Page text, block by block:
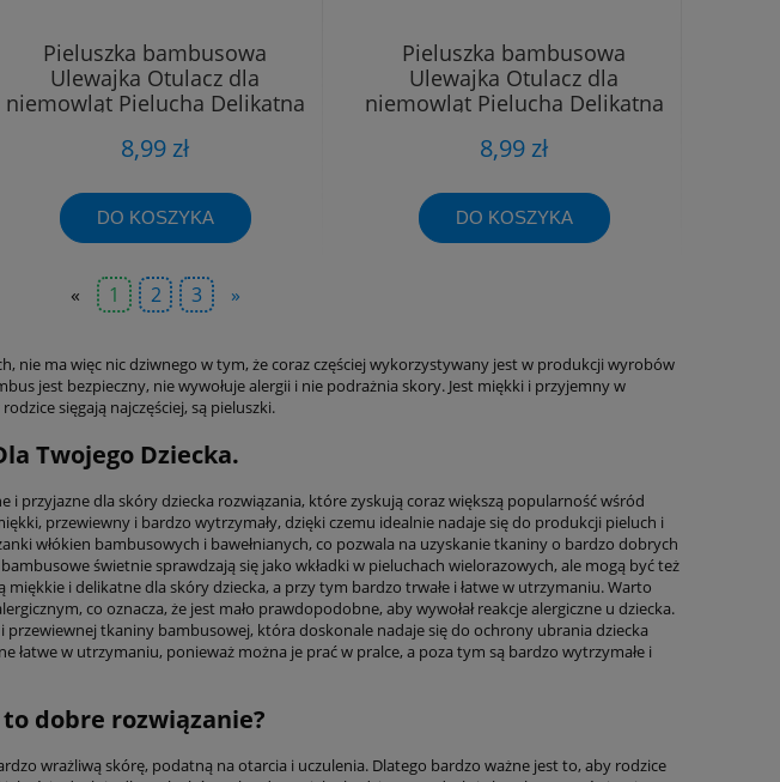
Pieluszka bambusowa
Ulewajka Otulacz dla
niemowląt Pielucha Delikatna
8,99 zł
DO KOSZYKA
Pieluszka bambusowa
Ulewajka Otulacz dla
niemowląt Pielucha Delikatna
8,99 zł
DO KOSZYKA
« 1 2 3 »
nie ma więc nic dziwnego w tym, że coraz częściej wykorzystywany jest w produkcji wyrobów
jest bezpieczny, nie wywołuje alergii i nie podrażnia skory. Jest miękki i przyjemny w
sięgają najczęściej, są pieluszki.
Twojego Dziecka.
przyjazne dla skóry dziecka rozwiązania, które zyskują coraz większą popularność wśród
przewiewny i bardzo wytrzymały, dzięki czemu idealnie nadaje się do produkcji pieluch i
włókien bambusowych i bawełnianych, co pozwala na uzyskanie tkaniny o bardzo dobrych
świetnie sprawdzają się jako wkładki w pieluchach wielorazowych, ale mogą być też
i delikatne dla skóry dziecka, a przy tym bardzo trwałe i łatwe w utrzymaniu. Warto
co oznacza, że jest mało prawdopodobne, aby wywołał reakcje alergiczne u dziecka.
przewiewnej tkaniny bambusowej, która doskonale nadaje się do ochrony ubrania dziecka
łatwe w utrzymaniu, ponieważ można je prać w pralce, a poza tym są bardzo wytrzymałe i
dobre rozwiązanie?
wrażliwą skórę, podatną na otarcia i uczulenia. Dlatego bardzo ważne jest to, aby rodzice